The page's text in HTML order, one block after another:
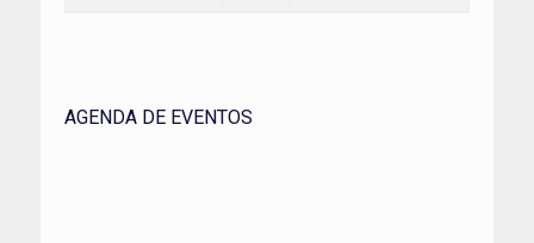
AGENDA DE EVENTOS